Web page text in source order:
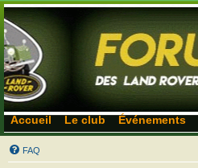
Accueil Le club Événements
FAQ